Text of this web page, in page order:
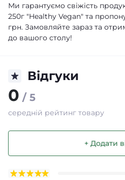
Ми гарантуємо свіжість
250г "Healthy Vegan" та
грн. Замовляйте зараз та
до вашого столу!
Відгуки
0 / 5
середній рейтинг товару
+ Додати